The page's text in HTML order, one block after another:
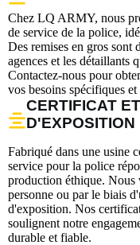
Chez LQ ARMY, nous
de service de la police,
Des remises en gros sont
agences et les détaillants
Contactez-nous pour
vos besoins spécifiques
CERTIFICAT
D'EXPOSITION
Fabriqué dans une usine
service pour la police
production éthique. Nous
personne ou par le biais
d'exposition. Nos
soulignent notre
durable et fiable.